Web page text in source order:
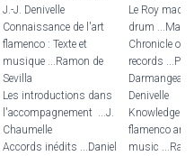
J.-J. Denivelle
Connaissance de l'art
flamenco : Texte et
musique ...Ramon de
Sevilla
Les introductions dans
l'accompagnement ...J.
Chaumelle
Accords inédits ...Daniel
Le Roy made
drum
Chronicle of
records
Darmangeat
Denivelle
Knowledge of
flamenco art:
music